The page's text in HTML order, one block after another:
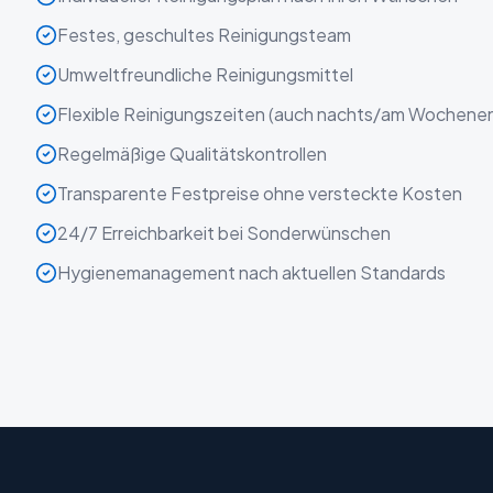
Festes, geschultes Reinigungsteam
Umweltfreundliche Reinigungsmittel
Flexible Reinigungszeiten (auch nachts/am
Regelmäßige Qualitätskontrollen
Transparente Festpreise ohne versteckte Kosten
24/7 Erreichbarkeit bei Sonderwünschen
Hygienemanagement nach aktuellen Standards